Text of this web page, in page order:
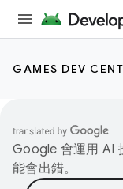
GAMES DEV
Google 會運用 AI
能會出錯。